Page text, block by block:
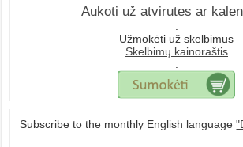
Aukoti už atvirutes ar
Užmokėti už skelbimus
Skelbimų kainoraštis
Subscribe to the monthly English language